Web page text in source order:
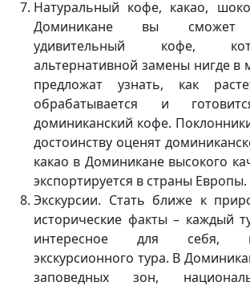
Натуральный кофе, какао,
Доминикане вы сможет
удивительный кофе,
альтернативной замены нигде в
предложат узнать, как
обрабатывается и
доминиканский кофе.
достоинству оценят
какао в Доминикане высокого
экспортируется в страны Европы.
Экскурсии. Стать ближе к
исторические факты – каждый
интересное для себя,
экскурсионного тура. В
заповедных зон,